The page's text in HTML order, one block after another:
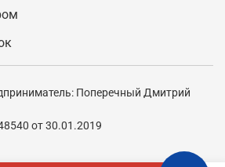
Поперечный Дмитрий
от 30.01.2019